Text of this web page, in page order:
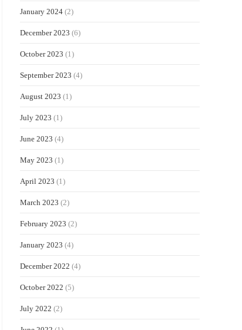
January 2024 (2)
December 2023 (6)
October 2023 (1)
September 2023 (4)
August 2023 (1)
July 2023 (1)
June 2023 (4)
May 2023 (1)
April 2023 (1)
March 2023 (2)
February 2023 (2)
January 2023 (4)
December 2022 (4)
October 2022 (5)
July 2022 (2)